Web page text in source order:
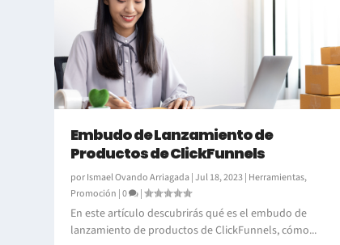
Embudo de Lanzamiento de
Productos de ClickFunnels
porIsmael Ovando Arriagada|Jul 18, 2023| Herramientas,
Promoción |0 |
En este artículo descubrirás qué es el embudo de
lanzamiento de productos de ClickFunnels, cómo...